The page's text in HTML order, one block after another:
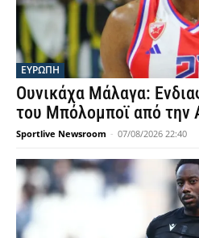
ΕΥΡΩΠΗ
Ουνικάχα Μάλαγα:
του Μπόλομποϊ από την
Sportlive Newsroom - 07/08/2026 22:40